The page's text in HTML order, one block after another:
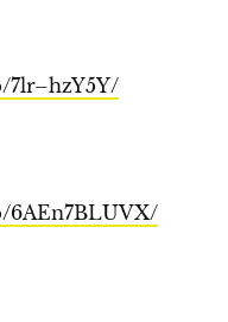
7lr–hzY5Y/
6AEn7BLUVX/